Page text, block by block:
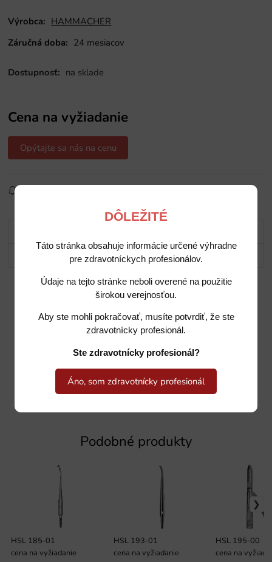
DÔLEŽITÉ
Táto stránka obsahuje informácie určené výhradne
pre zdravotníckych profesionálov.
Údaje na tejto stránke neboli overené na použitie
širokou verejnosťou.
Aby ste mohli pokračovať, musíte potvrdiť, že ste
zdravotnícky profesionál.
Ste zdravotnícky profesionál?
Áno, som zdravotnícky profesionál
Výrobca: HAMMACHER
Záručná doba: 24 mesiacov
Dostupnosť: na sklade
Cena na vyžiadanie
Opýtajte sa nás na cenu
Potrebujete poradiť?
Podobné produkty
HSL 185-01
cena na vyžiadanie
HSL 193-01
cena na vyžiadanie
HSL 195-00
cena na